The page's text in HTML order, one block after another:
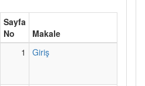
Sayfa
No
Makale
1 Giriş